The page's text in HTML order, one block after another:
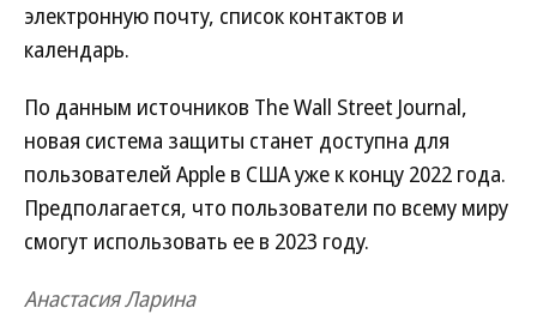
электронную почту, список контактов и
календарь.
По данным источников The Wall Street Journal,
новая система защиты станет доступна для
пользователей Apple в США уже к концу 2022 года.
Предполагается, что пользователи по всему миру
смогут использовать ее в 2023 году.
Анастасия Ларина